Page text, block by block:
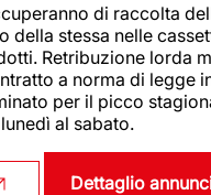
di raccolta
della stessa nelle
Retribuzione lorda
a norma di legge
per il picco
al sabato.
Dettaglio